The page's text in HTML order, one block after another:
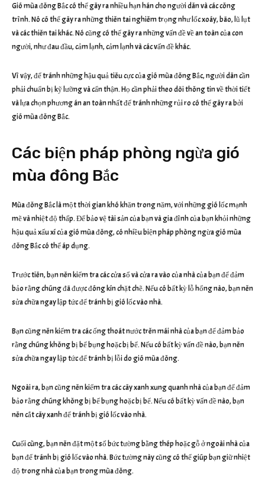
Gió mùa đông Bắc có thể gây ra nhiều hạn hán cho người dân và các công
trình. Nó có thể gây ra những thiên tai nghiêm trọng như lốc xoáy, bão, lũ lụt
và các thiên tai khác. Nó cũng có thể gây ra những vấn đề về an toàn của con
người, như đau đầu, cảm lạnh, cảm lạnh và các vấn đề khác.
Vì vậy, để tránh những hậu quả tiêu cực của gió mùa đông Bắc, người dân cần
phải chuẩn bị kỹ lưỡng và cẩn thận. Họ cần phải theo dõi thông tin về thời tiết
và lựa chọn phương án an toàn nhất để tránh những rủi ro có thể gây ra bởi
gió mùa đông Bắc.
Các biện pháp phòng ngừa gió
mùa đông Bắc
Mùa đông Bắc là một thời gian khó khăn trong năm, với những gió lốc mạnh
mẽ và nhiệt độ thấp. Để bảo vệ tài sản của bạn và gia đình của bạn khỏi những
hậu quả xấu xí của gió mùa đông, có nhiều biện pháp phòng ngừa gió mùa
đông Bắc có thể áp dụng.
Trước tiên, bạn nên kiểm tra các cửa sổ và cửa ra vào của nhà của bạn để đảm
bảo rằng chúng đã được đóng kín chặt chẽ. Nếu có bất kỳ lỗ hổng nào, bạn nên
sửa chữa ngay lập tức để tránh bị gió lốc vào nhà.
Bạn cũng nên kiểm tra các ống thoát nước trên mái nhà của bạn để đảm bảo
rằng chúng không bị bể bụng hoặc bị bể. Nếu có bất kỳ vấn đề nào, bạn nên
sửa chữa ngay lập tức để tránh bị lỗi do gió mùa đông.
Ngoài ra, bạn cũng nên kiểm tra các cây xanh xung quanh nhà của bạn để đảm
bảo rằng chúng không bị bể bụng hoặc bị bể. Nếu có bất kỳ vấn đề nào, bạn
nên cắt cây xanh để tránh bị gió lốc vào nhà.
Cuối cùng, bạn nên đặt một số bức tường bằng thép hoặc gỗ ở ngoài nhà của
bạn để tránh bị gió lốc vào nhà. Bức tường này cũng có thể giúp bạn giữ nhiệt
độ trong nhà của bạn trong mùa đông.